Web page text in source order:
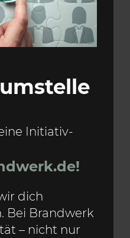
Initiativ­
dich
Bei Brandwerk
– nicht nur